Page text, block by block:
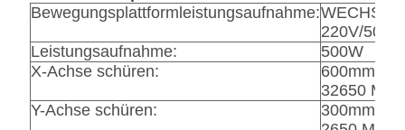
Bewegungsplattformleistungsaufnahme:
220V/50HZ
Leistungsaufnahme:
500W
X-Achse schüren:
600mm
32650
Y-Achse schüren:
300mm